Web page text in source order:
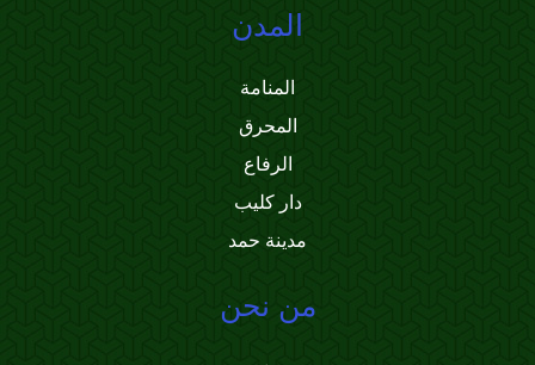
المدن
المنامة
المحرق
الرفاع
دار كليب
مدينة حمد
من نحن